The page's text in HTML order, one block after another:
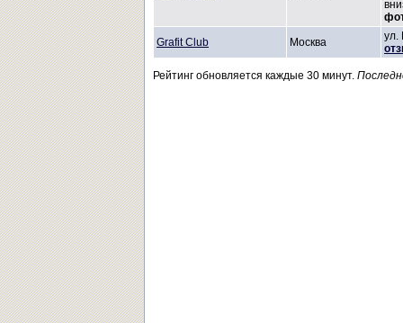
Grafit Club
Москва
ул.
Рейтинг обновляется каждые 30 минут.